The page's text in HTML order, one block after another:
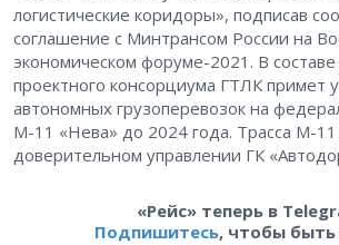
логистические коридоры», подписав
соглашение с Минтрансом России на
экономическом форуме-2021. В
проектного консорциума ГТЛК примет
автономных грузоперевозок на
М-11 «Нева» до 2024 года. Трасса М-11
доверительном управлении ГК
«Рейс» теперь в
Подпишитесь, чтобы быть